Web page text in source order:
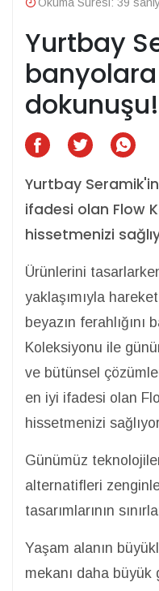
Yurtbay
banyolara
dokunuşu!
Yurtbay
ifadesi olan Flow
hissetmenizi
Ürünlerini
yaklaşımıyla
beyazın ferahlığını
Koleksiyonu ile
ve bütünsel
en iyi ifadesi olan
hissetmenizi
Günümüz
alternatifleri
tasarımlarının
Yaşam alanın
mekanı daha büyük